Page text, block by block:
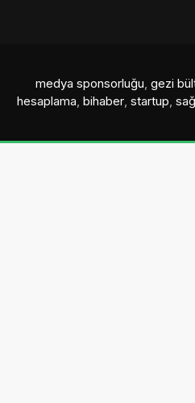
medya sponsorluğu, gezi
hesaplama, bihaber, startup,